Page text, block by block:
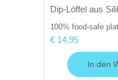
Dip-Löffel aus
100% food-safe
€ 14,95
In den